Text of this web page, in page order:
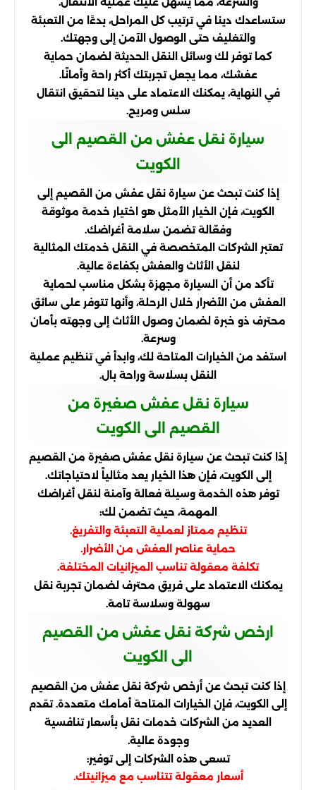
ستساعدك دينا في ترتيب كل المراحل، بدءًا من التعبئة
والتغليف حتى الوصول الآمن إلى وجهتك.
كما توفر لك وسائل النقل الحديثة لضمان حماية
عفشك، مما يجعل تجربتك أكثر راحة وأمانًا.
في النهاية، يمكنك الاعتماد على دينا لتحقيق انتقال
سلس ومريح.
سيارة نقل عفش من القصيم الى
الكويت
إذا كنت تبحث عن سيارة نقل عفش من القصيم إلى
الكويت، فإن الخيار الأمثل هو اختيار خدمة موثوقة
وفعّالة تضمن سلامة أغراضك.
تعتبر الشركات المتخصصة في النقل خدمتك المثالية
لنقل الأثاث والعفش بكفاءة عالية.
تأكد من أن السيارة مجهزة بشكل مناسب لحماية
العفش من الأضرار خلال الرحلة، وأنها تتوفر على سائق
محترف ذو خبرة لضمان وصول الأثاث إلى وجهته بأمان
وسرعة.
استفد من الخيارات المتاحة لك، وابدأ في تنظيم عملية
النقل بسلاسة وراحة بال.
سيارة نقل عفش صغيرة من
القصيم الى الكويت
إذا كنت تبحث عن سيارة نقل عفش صغيرة من القصيم
إلى الكويت، فإن هذا الخيار يعد مثالياً لاحتياجاتك.
توفر هذه الخدمة وسيلة فعالة وآمنة لنقل أغراضك
المهمة، حيث تضمن لك:
تنظيم ممتاز لعملية التعبئة والتفريغ.
حماية عناصر العفش من الأضرار.
تكلفة معقولة تناسب الميزانيات المختلفة.
يمكنك الاعتماد على فريق محترف لضمان تجربة نقل
سهولة وسلاسة تامة.
ارخص شركة نقل عفش من القصيم
الى الكويت
إذا كنت تبحث عن أرخص شركة نقل عفش من القصيم
إلى الكويت، فإن الخيارات المتاحة أمامك متعددة. تقدم
العديد من الشركات خدمات نقل بأسعار تنافسية
وجودة عالية.
تسعى هذه الشركات إلى توفير:
أسعار معقولة تتناسب مع ميزانيتك.